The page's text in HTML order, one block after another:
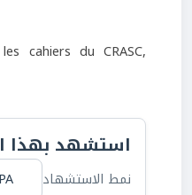
cahiers du CRASC,
استشهد بهذا
نمط الاستشهاد